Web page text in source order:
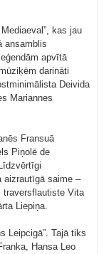
kas jau
ansamblis
apvītā
darināti
Deivida
Mariannes
Fransuā
Piņolē de
aizrautīgā saime –
traversflautiste Vita
Liepiņa.
Leipcigā”. Tajā tiks
Hansa Leo